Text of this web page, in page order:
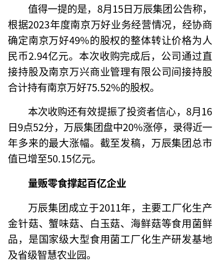
值得一提的是，8月15日万辰集团公告称，
根据2023年度南京万好业务经营情况，经协商
确定南京万好49%的股权的整体转让价格为人
民币2.94亿元。本次收购完成后，公司通过直
接持股及南京万兴商业管理有限公司间接持股
合计持有南京万好75.52%的股权。
本次收购还有效提振了投资者信心，8月16
日9点52分，万辰集团盘中20%涨停，录得近一
年多来的最大涨幅。截至发稿，万辰集团总市
值已增至50.15亿元。
量贩零食撑起百亿企业
万辰集团成立于2011年，主要工厂化生产
金针菇、蟹味菇、白玉菇、海鲜菇等食用菌鲜
品，是国家级大型食用菌工厂化生产研发基地
及省级智慧农业园。